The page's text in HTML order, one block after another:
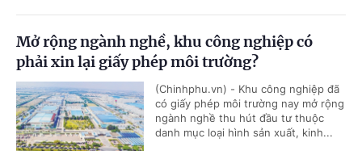
Mở rộng ngành nghề, khu công nghiệp có
phải xin lại giấy phép môi trường?
(Chinhphu.vn) - Khu công nghiệp đã
có giấy phép môi trường nay mở rộng
ngành nghề thu hút đầu tư thuộc
danh mục loại hình sản xuất, kinh...